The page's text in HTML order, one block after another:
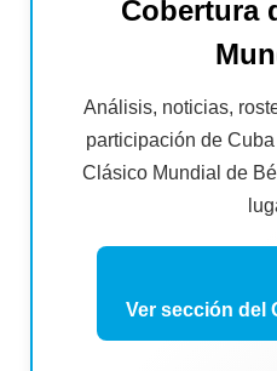
Cobertura
Análisis, noticias,
participación de
Clásico Mundial de
Ver sección del